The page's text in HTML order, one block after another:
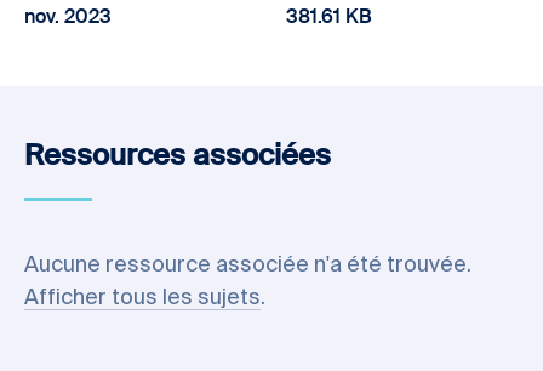
nov. 2023 381.61 KB
Ressources associées
Aucune ressource associée n'a été trouvée.
Afficher tous les sujets.